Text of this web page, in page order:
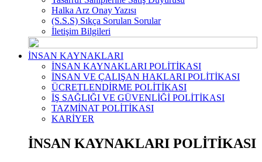
Halka Arz Onay Yazısı
(S.S.S) Sıkça Sorulan Sorular
İletişim Bilgileri
İNSAN KAYNAKLARI
İNSAN KAYNAKLARI POLİTİKASI
İNSAN VE ÇALIŞAN HAKLARI POLİTİKASI
ÜCRETLENDİRME POLİTİKASI
İŞ SAĞLIĞI VE GÜVENLİĞİ POLİTİKASI
TAZMİNAT POLİTİKASI
KARİYER
İNSAN KAYNAKLARI POLİTİKASI